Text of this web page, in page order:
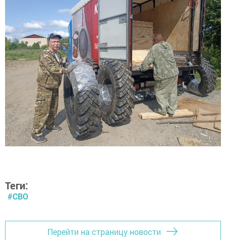
Теги:
#СВО
Перейти на страницу новости